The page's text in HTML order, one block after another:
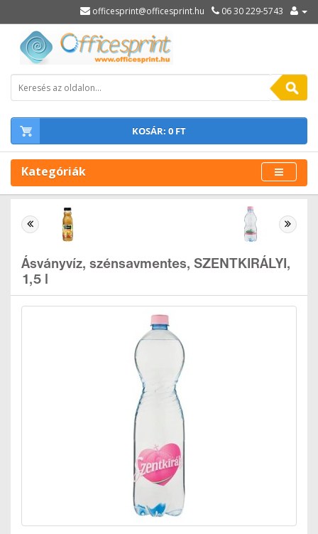
officesprint@officesprint.hu 06 30 229-5743
KOSÁR: 0 FT
Kategóriák
Ásványvíz, szénsavmentes, SZENTKIRÁLYI,
1,5 l